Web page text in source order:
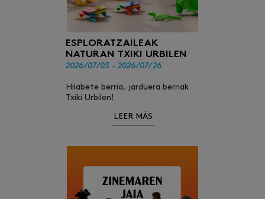
ESPLORATZAILEAK
NATURAN TXIKI URBILEN
2026/07/03 - 2026/07/26
Hilabete berria, jarduera berriak
Txiki Urbilen!
LEER MÁS